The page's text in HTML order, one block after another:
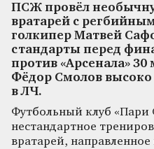
ПСЖ провёл
вратарей с
голкипер Матвей
стандарты перед
против «Арсенала»
Фёдор Смолов
в ЛЧ.
Футбольный клуб
нестандартное
вратарей,